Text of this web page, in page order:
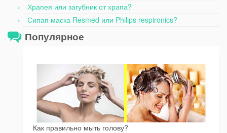
Храпея или загубник от храпа?
Сипап маска Resmed или Philips respironics?
Популярное
Как правильно мыть голову?